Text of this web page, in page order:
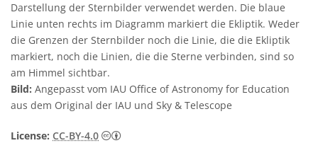
Darstellung der Sternbilder verwendet werden. Die blaue
Linie unten rechts im Diagramm markiert die Ekliptik. Weder
die Grenzen der Sternbilder noch die Linie, die die Ekliptik
markiert, noch die Linien, die die Sterne verbinden, sind so
am Himmel sichtbar.
Bild: Angepasst vom IAU Office of Astronomy for Education
aus dem Original der IAU und Sky & Telescope
License: CC-BY-4.0 Creative Commons Namensnennung 4.0